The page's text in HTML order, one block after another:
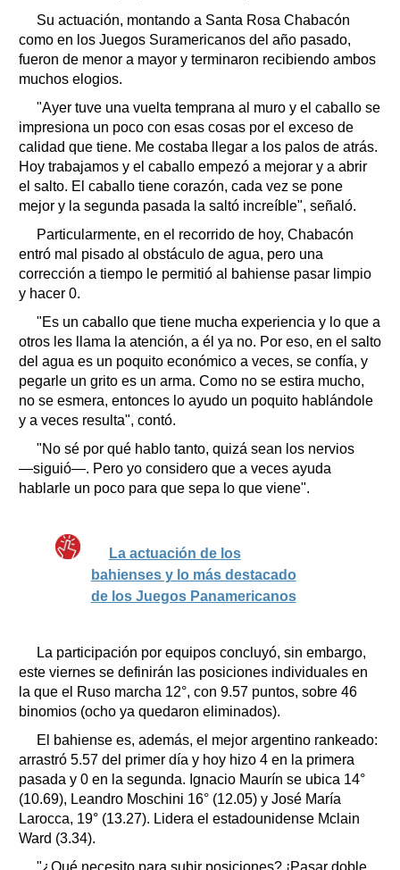
Su actuación, montando a Santa Rosa Chabacón
como en los Juegos Suramericanos del año pasado,
fueron de menor a mayor y terminaron recibiendo ambos
muchos elogios.
"Ayer tuve una vuelta temprana al muro y el caballo se
impresiona un poco con esas cosas por el exceso de
calidad que tiene. Me costaba llegar a los palos de atrás.
Hoy trabajamos y el caballo empezó a mejorar y a abrir
el salto. El caballo tiene corazón, cada vez se pone
mejor y la segunda pasada la saltó increíble", señaló.
Particularmente, en el recorrido de hoy, Chabacón
entró mal pisado al obstáculo de agua, pero una
corrección a tiempo le permitió al bahiense pasar limpio
y hacer 0.
"Es un caballo que tiene mucha experiencia y lo que a
otros les llama la atención, a él ya no. Por eso, en el salto
del agua es un poquito económico a veces, se confía, y
pegarle un grito es un arma. Como no se estira mucho,
no se esmera, entonces lo ayudo un poquito hablándole
y a veces resulta", contó.
"No sé por qué hablo tanto, quizá sean los nervios
―siguió―. Pero yo considero que a veces ayuda
hablarle un poco para que sepa lo que viene".
La actuación de los
bahienses y lo más destacado
de los Juegos Panamericanos
La participación por equipos concluyó, sin embargo,
este viernes se definirán las posiciones individuales en
la que el Ruso marcha 12°, con 9.57 puntos, sobre 46
binomios (ocho ya quedaron eliminados).
El bahiense es, además, el mejor argentino rankeado:
arrastró 5.57 del primer día y hoy hizo 4 en la primera
pasada y 0 en la segunda. Ignacio Maurín se ubica 14°
(10.69), Leandro Moschini 16° (12.05) y José María
Larocca, 19° (13.27). Lidera el estadounidense Mclain
Ward (3.34).
"¿Qué necesito para subir posiciones? ¡Pasar doble